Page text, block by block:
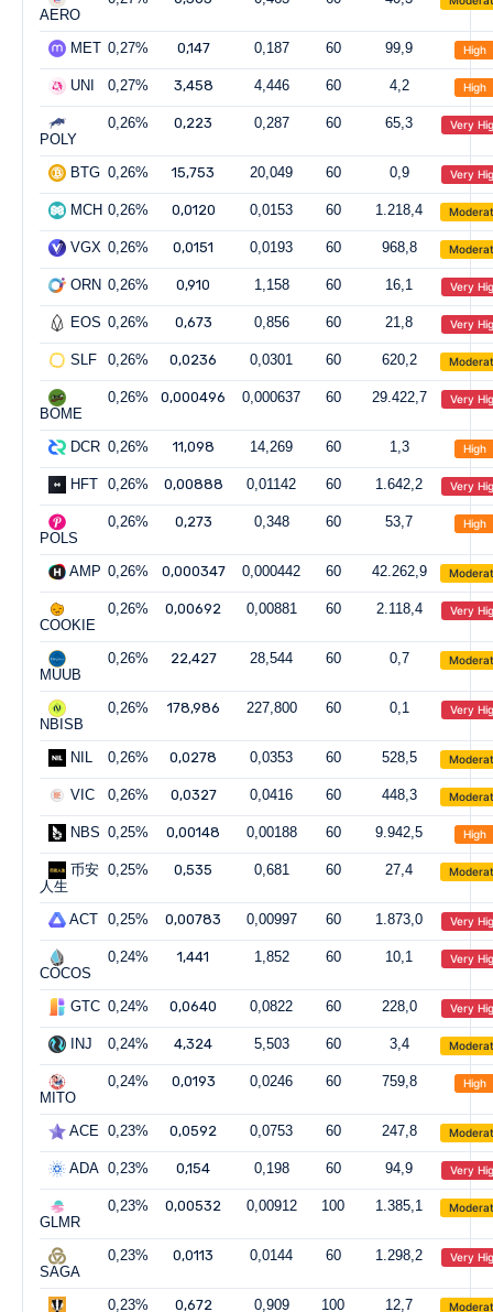
AERO
MET 0,27% 0,147 0,187 60 99,9 High
UNI 0,27% 3,458 4,446 60 4,2 High
POLY
0,26% 0,223 0,287 60 65,3 Very
BTG 0,26% 15,753 20,049 60 0,9 Very
MCH 0,26% 0,0120 0,0153 60 1.218,4
VGX 0,26% 0,0151 0,0193 60 968,8
ORN 0,26% 0,910 1,158 60 16,1 Very
EOS 0,26% 0,673 0,856 60 21,8 Very
SLF 0,26% 0,0236 0,0301 60 620,2
BOME
0,26% 0,000496 0,000637 60 29.422,7 Very
DCR 0,26% 11,098 14,269 60 1,3 High
HFT 0,26% 0,00888 0,01142 60 1.642,2 Very
POLS
0,26% 0,273 0,348 60 53,7 High
AMP 0,26% 0,000347 0,000442 60 42.262,9
COOKIE
0,26% 0,00692 0,00881 60 2.118,4 Very
MUUB
0,26% 22,427 28,544 60 0,7
NBISB
0,26% 178,986 227,800 60 0,1 Very
NIL 0,26% 0,0278 0,0353 60 528,5
VIC 0,26% 0,0327 0,0416 60 448,3
NBS 0,25% 0,00148 0,00188 60 9.942,5 High
币安
人生
0,25% 0,535 0,681 60 27,4
ACT 0,25% 0,00783 0,00997 60 1.873,0 Very
COCOS
0,24% 1,441 1,852 60 10,1 Very
GTC 0,24% 0,0640 0,0822 60 228,0 Very
INJ 0,24% 4,324 5,503 60 3,4
MITO
0,24% 0,0193 0,0246 60 759,8 High
ACE 0,23% 0,0592 0,0753 60 247,8
ADA 0,23% 0,154 0,198 60 94,9 Very
GLMR
0,23% 0,00532 0,00912 100 1.385,1
SAGA
0,23% 0,0113 0,0144 60 1.298,2 Very
0,23% 0,672 0,909 100 12,7